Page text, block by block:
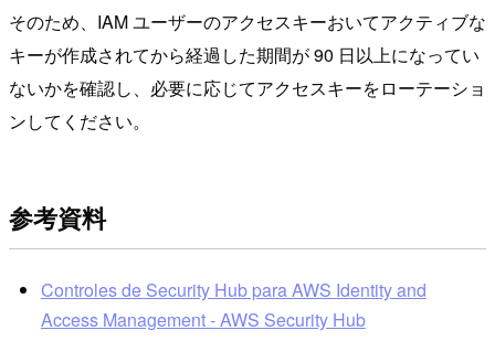
そのため、IAM ユーザーのアクセスキーおいてアクティブな
キーが作成されてから経過した期間が 90 日以上になってい
ないかを確認し、必要に応じてアクセスキーをローテーショ
ンしてください。
参考資料
Controles de Security Hub para AWS Identity and
Access Management - AWS Security Hub